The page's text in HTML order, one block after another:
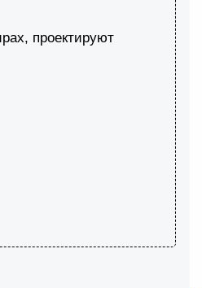
проектируют